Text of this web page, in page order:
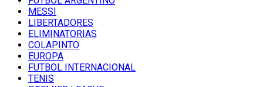
MESSI
LIBERTADORES
ELIMINATORIAS
COLAPINTO
EUROPA
FUTBOL INTERNACIONAL
TENIS